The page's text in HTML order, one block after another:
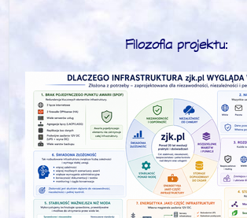
Filozofia projektu: